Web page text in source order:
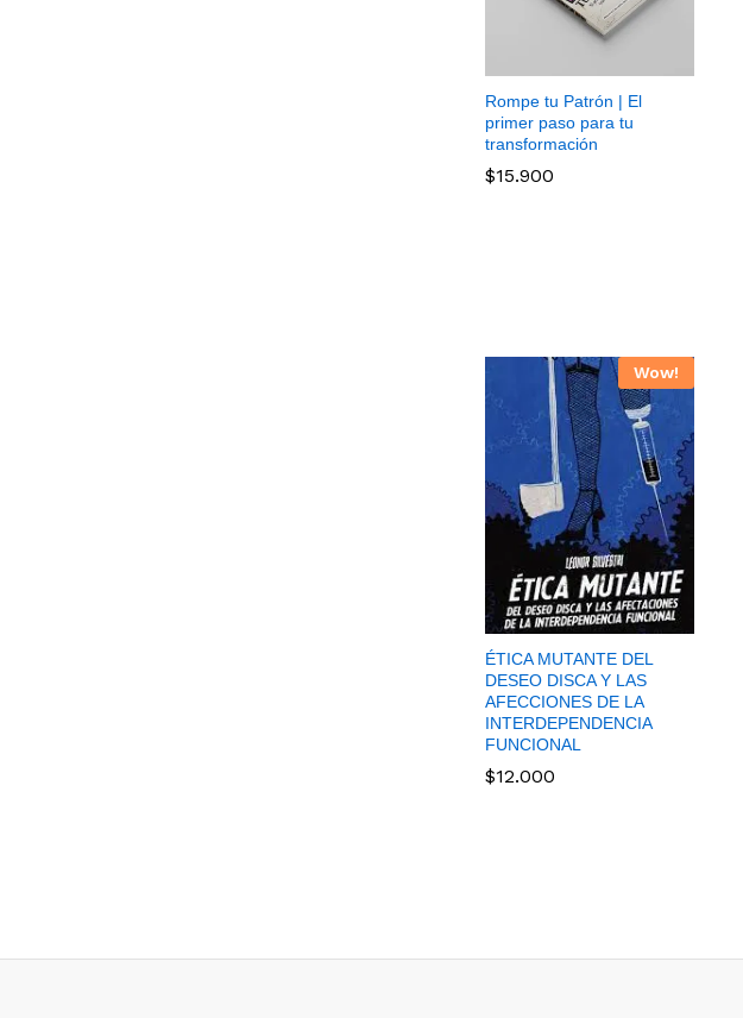
Rompe tu Patrón | El
primer paso para tu
transformación
$15.900
Wow!
ÉTICA MUTANTE DEL
DESEO DISCA Y LAS
AFECCIONES DE LA
INTERDEPENDENCIA
FUNCIONAL
$12.000